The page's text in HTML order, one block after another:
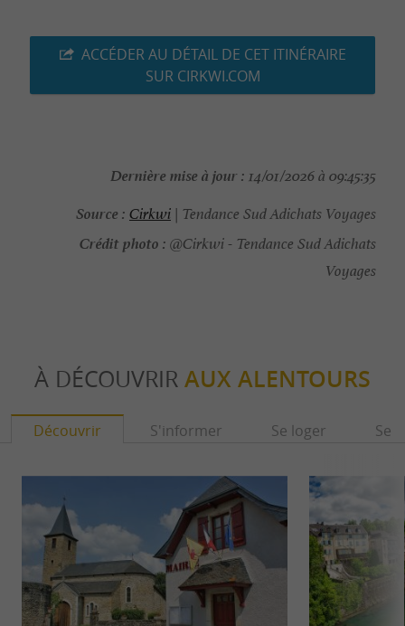
ACCÉDER AU DÉTAIL DE CET ITINÉRAIRE
SUR CIRKWI.COM
Dernière mise à jour : 14/01/2026 à 09:45:35
Source : Cirkwi | Tendance Sud Adichats Voyages
Crédit photo : @Cirkwi - Tendance Sud Adichats
Voyages
À DÉCOUVRIR AUX ALENTOURS
Découvrir S'informer Se loger Se